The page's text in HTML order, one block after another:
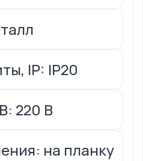
IP: IP20
220 В
на планку